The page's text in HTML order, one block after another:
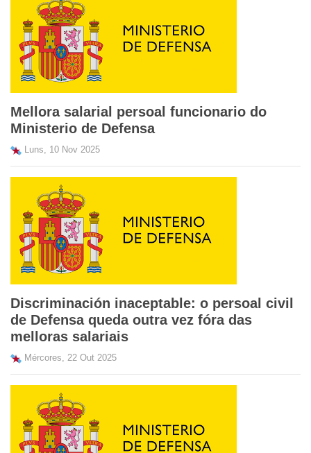
Mellora salarial persoal funcionario do
Ministerio de Defensa
Luns, 10 Nov 2025
Discriminación inaceptable: o persoal civil
de Defensa queda outra vez fóra das
melloras salariais
Mércores, 22 Out 2025